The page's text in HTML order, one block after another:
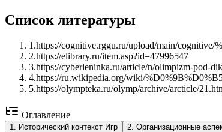
Список литературы
1 .https://cognitive.rggu.ru/upload/main/
2.https://elibrary.ru/item.asp?id=47996547
3.https://cyberleninka.ru/article/n/olimpizm-pod-
4.https://ru.wikipedia.org/wiki/
5.https://olympteka.ru/olymp/archive/arcticle/
Оглавление
1 Исторический контекст Игр 2 Организационные